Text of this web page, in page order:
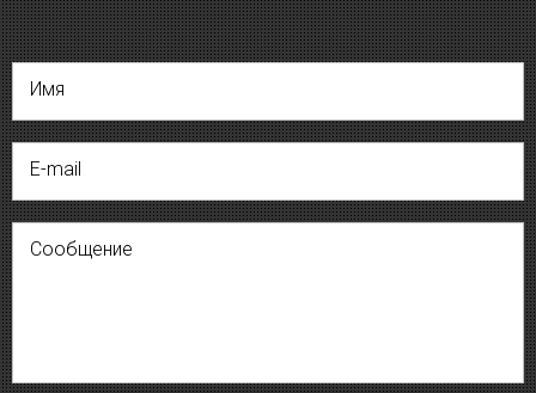
Имя
E-mail
Сообщение